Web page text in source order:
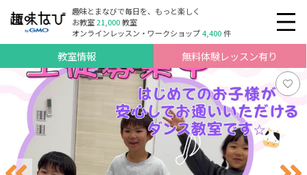
趣味とまなびで毎日を、もっと楽しく
お教室21,000教室
オンラインレッスン・ワークショップ4,400件
教室情報 無料体験レッスン有り